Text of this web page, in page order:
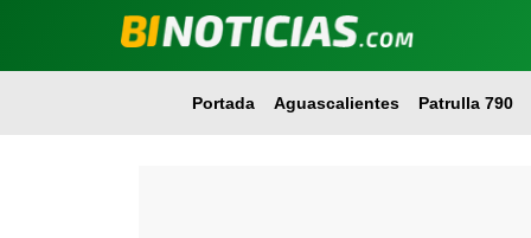
Portada Aguascalientes Patrulla 790